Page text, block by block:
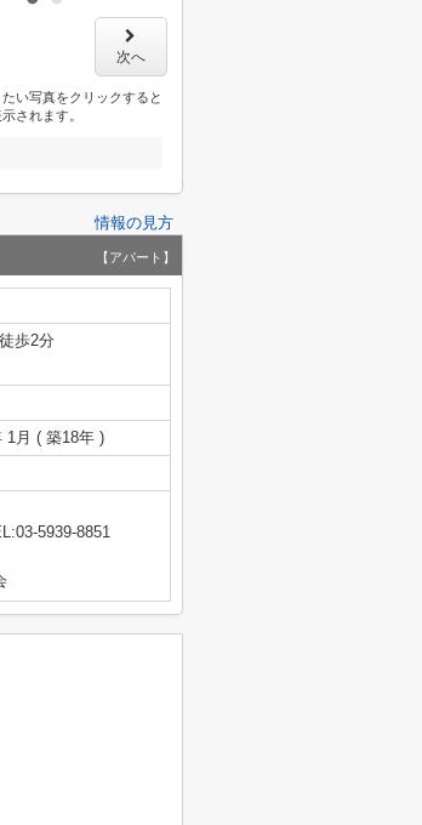
次へ
い写真をクリックすると
されます。
情報の見方
【アパート】
歩2分
1月 ( 築18年 )
5939-8851